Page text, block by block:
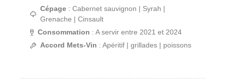
Cépage : Cabernet sauvignon | Syrah |
Grenache | Cinsault
Consommation : A servir entre 2021 et 2024
Accord Mets-Vin : Apéritif | grillades | poissons